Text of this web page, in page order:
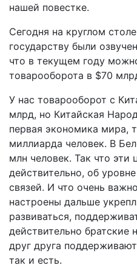
нашей повестке.
Сегодня на круглом
государству были
что в текущем году
товарооборота в $70
У нас товарооборот с
млрд, но Китайская
первая экономика мира,
миллиарда человек. В
млн человек. Так что эти
действительно, об
связей. И что очень
настроены дальше
развиваться,
действительно
друг друга
так и есть.